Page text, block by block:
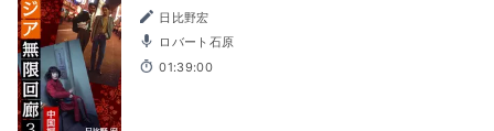
日比野宏
ロバート石原
01:39:00